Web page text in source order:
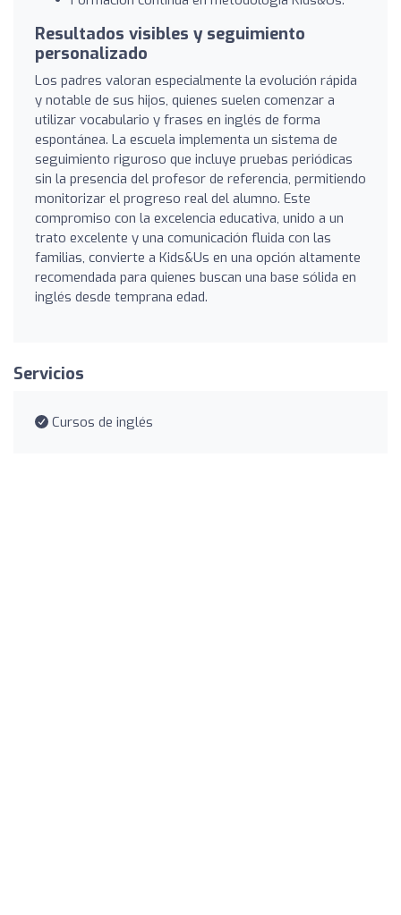
Resultados visibles y seguimiento
personalizado
Los padres valoran especialmente la evolución rápida
y notable de sus hijos, quienes suelen comenzar a
utilizar vocabulario y frases en inglés de forma
espontánea. La escuela implementa un sistema de
seguimiento riguroso que incluye pruebas periódicas
sin la presencia del profesor de referencia, permitiendo
monitorizar el progreso real del alumno. Este
compromiso con la excelencia educativa, unido a un
trato excelente y una comunicación fluida con las
familias, convierte a Kids&Us en una opción altamente
recomendada para quienes buscan una base sólida en
inglés desde temprana edad.
Servicios
Cursos de inglés